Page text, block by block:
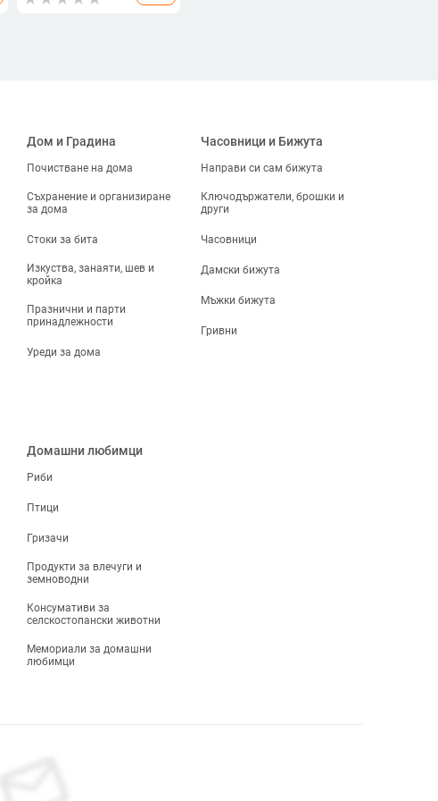
Инструменти за печене на
Дом и Градина
Почистване на дома
Съхранение и организиране
за дома
Стоки за бита
Изкуства, занаяти, шев и
кройка
Празнични и парти
принадлежности
Уреди за дома
Часовници и Бижута
Направи си сам бижута
Ключодържатели, брошки и
други
Часовници
Дамски бижута
Мъжки бижута
Гривни
Домашни любимци
Риби
Птици
Гризачи
Продукти за влечуги и
земноводни
Консумативи за
селскостопански животни
Мемориали за домашни
любимци